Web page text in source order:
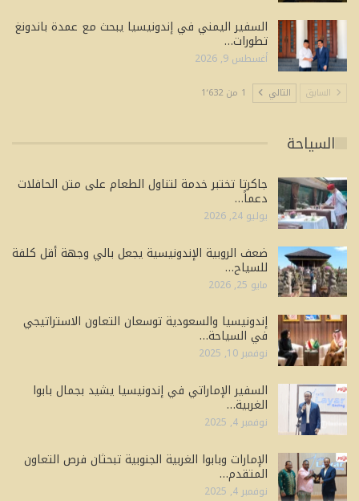
السفير اليمني في إندونيسيا يبحث مع عمدة باندونغ
تطورات…
أغسطس 9, 2026
السابق التالي 1 من 1٬632
السياحة
جاكرتا تختبر خدمة لتناول الطعام على متن الحافلات
دعماً…
يوليو 24, 2026
ضعف الروبية الإندونيسية يجعل بالي وجهة أقل كلفة
للسياح…
مايو 25, 2026
إندونيسيا والسعودية توسعان التعاون الاستراتيجي
في السياحة…
نوفمبر 10, 2025
السفير الإماراتي في إندونيسيا يشيد بجمال بابوا
الغربية…
نوفمبر 4, 2025
الإمارات وبابوا الغربية الجنوبية تبحثان فرص التعاون
المتقدم…
نوفمبر 4, 2025